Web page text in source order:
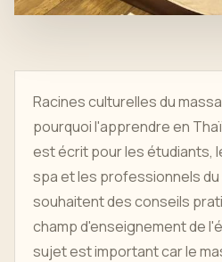
Racines culturelles du
pourquoi l'apprendre en
est écrit pour les étudiants,
spa et les professionnels
souhaitent des conseils
champ d'enseignement de
sujet est important car le